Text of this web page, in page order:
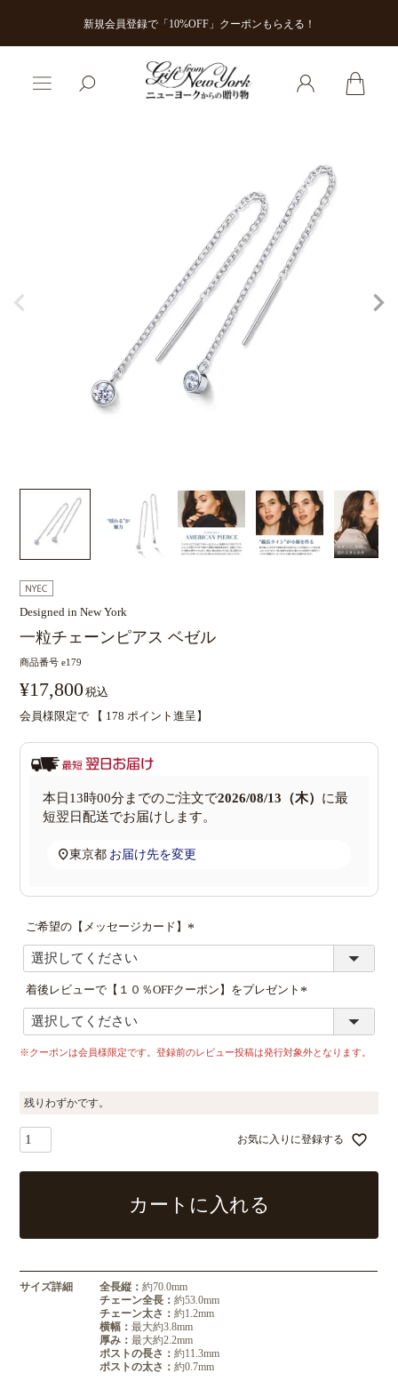
新規会員登録で「10%OFF」クーポンもらえる！
Designed in New York
一粒チェーンピアス ベゼル
商品番号 e179
¥17,800税込
会員様限定で 【 178 ポイント進呈】
本日 13時00分までのご注文で2026/08/13（木） に最
短翌日配送でお届けします。
東京都 お届け先を変更
ご希望の【メッセージカード】
(
)
着後レビューで【１０％OFFクーポン】をプレゼント
(
)
※クーポンは会員様限定です。登録前のレビュー投稿は発行対象外となります。
残りわずかです。
お気に入りに登録する
カートに入れる
サイズ詳細 全長縦：約70.0mm
チェーン全長：約53.0mm
チェーン太さ：約1.2mm
横幅：最大約3.8mm
厚み：最大約2.2mm
ポストの長さ：約11.3mm
ポストの太さ：約0.7mm